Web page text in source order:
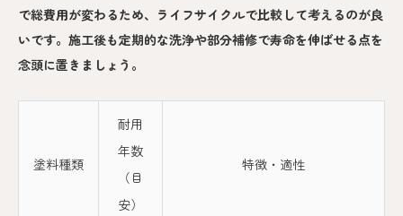
で総費用が変わるため、ライフサイクルで比較して考えるのが良
いです。施工後も定期的な洗浄や部分補修で寿命を伸ばせる点を
念頭に置きましょう。
塗料種類
耐用
年数
（目
安）
特徴・適性